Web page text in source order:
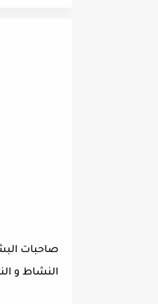
صاحبات
النشاط و